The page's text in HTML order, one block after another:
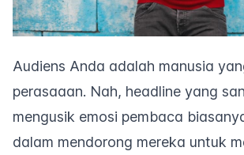
Audiens Anda adalah manusia
perasaaan. Nah, headline yang
mengusik emosi pembaca
dalam mendorong mereka untuk